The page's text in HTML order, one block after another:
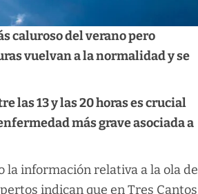
caluroso del verano pero
vuelvan a la normalidad y se
las 13 y las 20 horas es crucial
más grave asociada a
la información relativa a la ola de
indican que en Tres Cantos